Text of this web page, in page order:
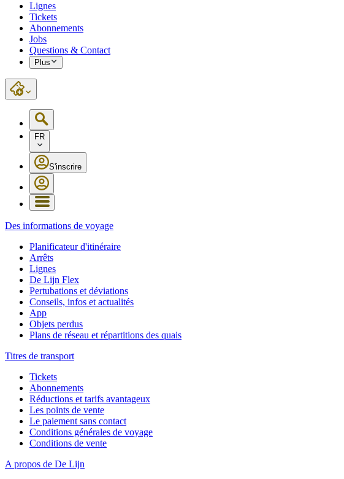
Lignes
Tickets
Abonnements
Jobs
Questions & Contact
Plus
FR
S'inscrire
Des informations de voyage
Planificateur d'itinéraire
Arrêts
Lignes
De Lijn Flex
Pertubations et déviations
Conseils, infos et actualités
App
Objets perdus
Plans de réseau et répartitions des quais
Titres de transport
Tickets
Abonnements
Réductions et tarifs avantageux
Les points de vente
Le paiement sans contact
Conditions générales de voyage
Conditions de vente
A propos de De Lijn